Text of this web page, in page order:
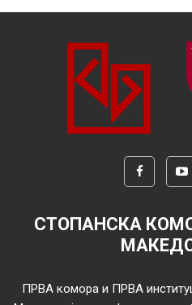
СТОПАНСКА
ПРВА комора и ПРВА